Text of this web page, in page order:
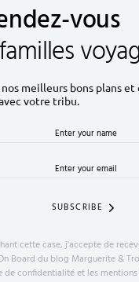
vous
meilleurs bons plans
votre tribu.
SUBSCRIBE
cette case, j'accepte de
Board du blog Marguerite &
de confidentialité et les